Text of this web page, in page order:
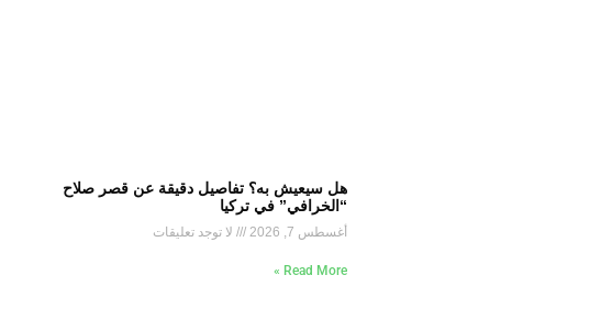
هل سيعيش به؟ تفاصيل دقيقة عن قصر صلاح
“الخرافي” في تركيا
أغسطس 7, 2026 لا توجد تعليقات
Read More »